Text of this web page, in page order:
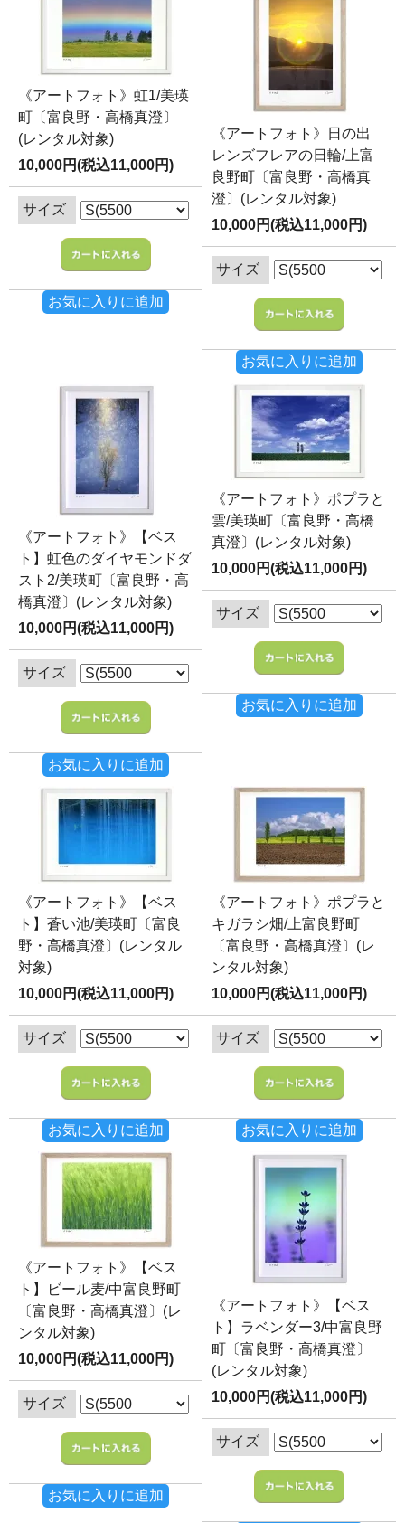
《アートフォト》虹1/美瑛
町〔富良野・高橋真澄〕
(レンタル対象)
10,000円(税込11,000円)
サイズ
お気に入りに追加
《アートフォト》日の出
レンズフレアの日輪/上富
良野町〔富良野・高橋真
澄〕(レンタル対象)
10,000円(税込11,000円)
サイズ
お気に入りに追加
《アートフォト》【ベス
ト】虹色のダイヤモンドダ
スト2/美瑛町〔富良野・高
橋真澄〕(レンタル対象)
10,000円(税込11,000円)
サイズ
お気に入りに追加
《アートフォト》ポプラと
雲/美瑛町〔富良野・高橋
真澄〕(レンタル対象)
10,000円(税込11,000円)
サイズ
お気に入りに追加
《アートフォト》【ベス
ト】蒼い池/美瑛町〔富良
野・高橋真澄〕(レンタル
対象)
10,000円(税込11,000円)
サイズ
お気に入りに追加
《アートフォト》ポプラと
キガラシ畑/上富良野町
〔富良野・高橋真澄〕(レ
ンタル対象)
10,000円(税込11,000円)
サイズ
お気に入りに追加
《アートフォト》【ベス
ト】ビール麦/中富良野町
〔富良野・高橋真澄〕(レ
ンタル対象)
10,000円(税込11,000円)
サイズ
お気に入りに追加
《アートフォト》【ベス
ト】ラベンダー3/中富良野
町〔富良野・高橋真澄〕
(レンタル対象)
10,000円(税込11,000円)
サイズ